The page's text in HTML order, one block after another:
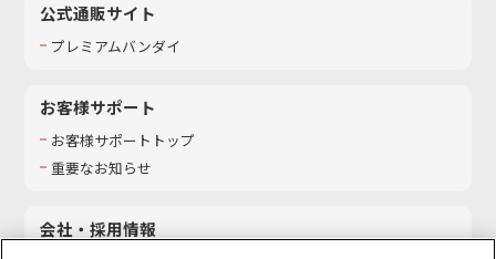
公式通販サイト
プレミアムバンダイ
お客様サポート
お客様サポートトップ
重要なお知らせ
会社・採用情報